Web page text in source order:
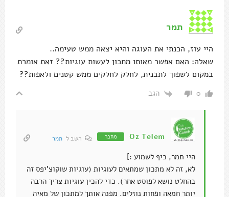
תמר
היי עוז, הכנתי את העוגה והיא יצאה ממש טעימה..
שאלה: האם אפשר מאותו מתכון לעשות עוגיות?? זאת אומרת
במקום לשפוך לתבנית, לחלק לחלקים ממש קטנים ולאפות??
0 הגב
Oz Telem מחבר השב ל תמר
היי תמר, כיף לשמוע :]
לא, זה לא מתכון שמתאים לעוגיות (עוגיות שוקוצ'יפס זה
בהחלט נושא לפוסט אחר). כדי להכין עוגיות צריך הרבה
יותר חמאה ופחות נוזלים. מפנה אותך למתכון של מאיה